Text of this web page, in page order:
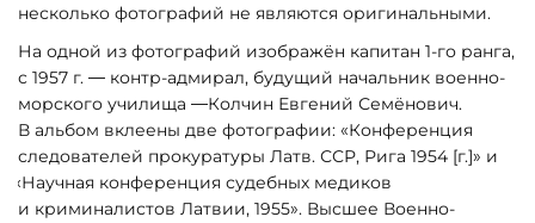
несколько фотографий не являются оригинальными.
На одной из фотографий изображён капитан 1-го ранга,
с 1957 г. — контр-адмирал, будущий начальник военно-
морского училища —Колчин Евгений Семёнович.
В альбом вклеены две фотографии: «Конференция
следователей прокуратуры Латв. ССР, Рига 1954 [г.]» и
«Научная конференция судебных медиков
и криминалистов Латвии, 1955». Высшее Военно-